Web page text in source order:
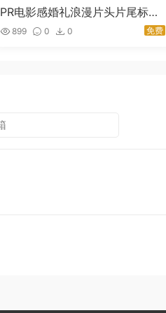
PR电影感婚礼浪漫片头片尾标题
字幕模板 Wedding Romantic Tit
les 4K-星聚资源网
899 0 0 免费